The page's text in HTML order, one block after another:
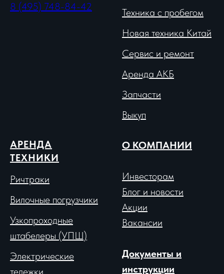
8 (495) 748-84-42
Техника с пробегом
Новая техника Китай
Сервис и ремонт
Аренда АКБ
Запчасти
Выкуп
АРЕНДА
ТЕХНИКИ
Ричтраки
Вилочные погрузчики
Узкопроходные
штабелеры (УПШ)
Электрические
О КОМПАНИИ
Инвесторам
Блог и новости
Акции
Вакансии
Документы и
инструкции